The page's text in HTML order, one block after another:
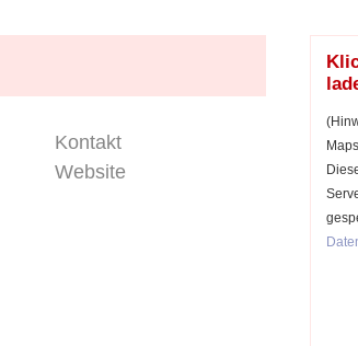
Kontakt
Website